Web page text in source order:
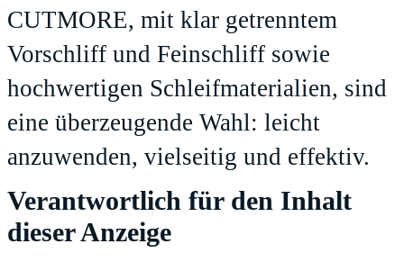
CUTMORE, mit klar getrenntem
Vorschliff und Feinschliff sowie
hochwertigen Schleifmaterialien, sind
eine überzeugende Wahl: leicht
anzuwenden, vielseitig und effektiv.
Verantwortlich für den Inhalt
dieser Anzeige